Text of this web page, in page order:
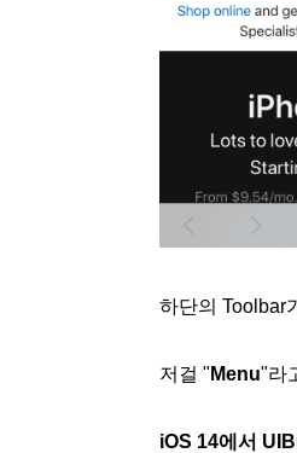
하단의 Toolbar
저걸 " Menu"라
iOS 14에서